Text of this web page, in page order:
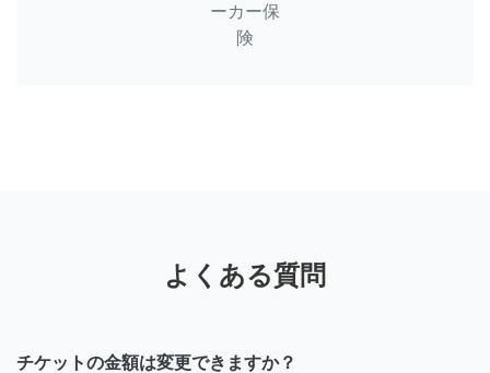
ーカー保
険
よくある質問
チケットの金額は変更できますか？